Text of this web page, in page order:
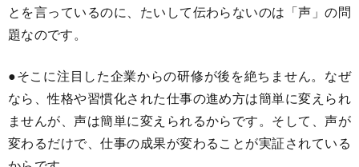
とを言っているのに、たいして伝わらないのは「声」の問
題なのです。
●そこに注目した企業からの研修が後を絶ちません。なぜ
なら、性格や習慣化された仕事の進め方は簡単に変えられ
ませんが、声は簡単に変えられるからです。そして、声が
変わるだけで、仕事の成果が変わることが実証されている